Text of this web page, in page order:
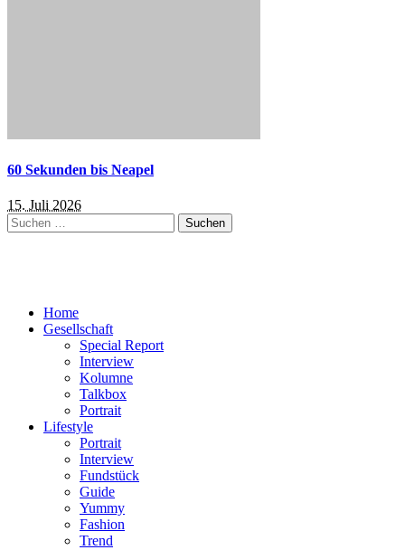
60 Sekunden bis Neapel
15. Juli 2026
Suchen
nach:
Home
Gesellschaft
Special Report
Interview
Kolumne
Talkbox
Portrait
Lifestyle
Portrait
Interview
Fundstück
Guide
Yummy
Fashion
Trend